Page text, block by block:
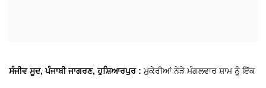
ਸੰਜੀਵ ਸੂਦ, ਪੰਜਾਬੀ ਜਾਗਰਣ, ਹੁਸ਼ਿਆਰਪੁਰ : ਮੁਕੇਰੀਆਂ ਨੇੜੇ ਮੰਗਲਵਾਰ ਸ਼ਾਮ ਨੂੰ ਇੱਕ